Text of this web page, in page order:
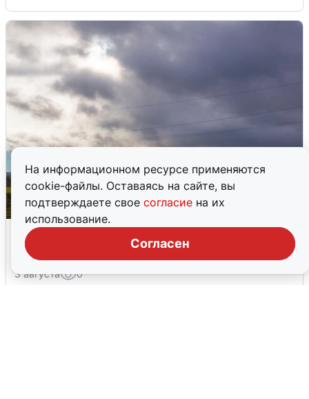
На информационном ресурсе применяются
cookie-файлы. Оставаясь на сайте, вы
подтверждаете свое согласие на их
использование.
Согласен
Над ХМАО впервые сбили
беспилотники
3 августа 0